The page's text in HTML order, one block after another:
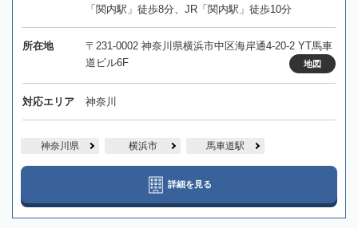
「関内駅」徒歩8分、JR「関内駅」徒歩10分
所在地
〒231-0002 神奈川県横浜市中区海岸通4-20-2 YT馬車
道ビル6F
地図
対応エリア 神奈川
神奈川県 横浜市 馬車道駅
詳細を見る